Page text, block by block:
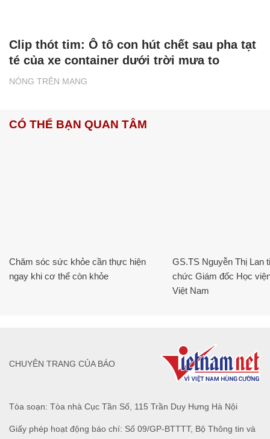
NÓNG TRÊN MẠNG
Clip thót tim: Ô tô con hút chết sau pha tạt
té của xe container dưới trời mưa to
CÓ THỂ BẠN QUAN TÂM
Chăm sóc sức khỏe cần thực hiện
ngay khi cơ thể còn khỏe
GS.TS Nguyễn Thị Lan
chức Giám đốc Học
Việt Nam
Tòa soạn: Tòa nhà Cục Tần Số, 115 Trần Duy Hưng Hà Nội
Giấy phép hoạt động báo chí: Số 09/GP-BTTTT, Bộ Thông tin và
CHUYÊN TRANG CỦA BÁO